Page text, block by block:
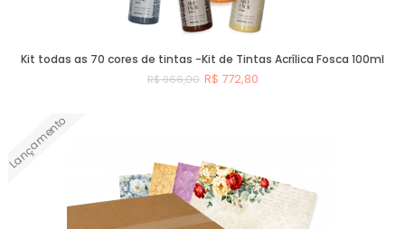
Kit todas as 70 cores de tintas -Kit de Tintas Acrílica Fosca 100ml
R$ 966,00 R$ 772,80
Lançamento